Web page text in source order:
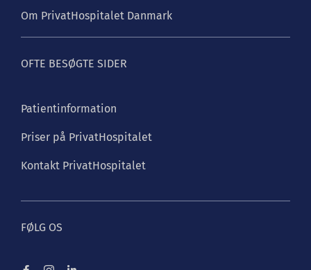
Om PrivatHospitalet Danmark
OFTE BESØGTE SIDER
Patientinformation
Priser på PrivatHospitalet
Kontakt PrivatHospitalet
FØLG OS